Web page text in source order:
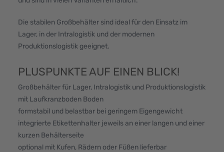
Die stabilen Großbehälter sind ideal für den Einsatz im
Lager, in der Intralogistik und der modernen
Produktionslogistik geeignet.
PLUSPUNKTE AUF EINEN BLICK!
Großbehälter für Lager, Intralogistik und Produktionslogistik
mit Laufkranzboden Boden
formstabil und belastbar bei geringem Eigengewicht
integrierte Etikettenhalter jeweils an einer langen und einer
kurzen Behälterseite
optional mit Kufen, Rädern oder Füßen lieferbar